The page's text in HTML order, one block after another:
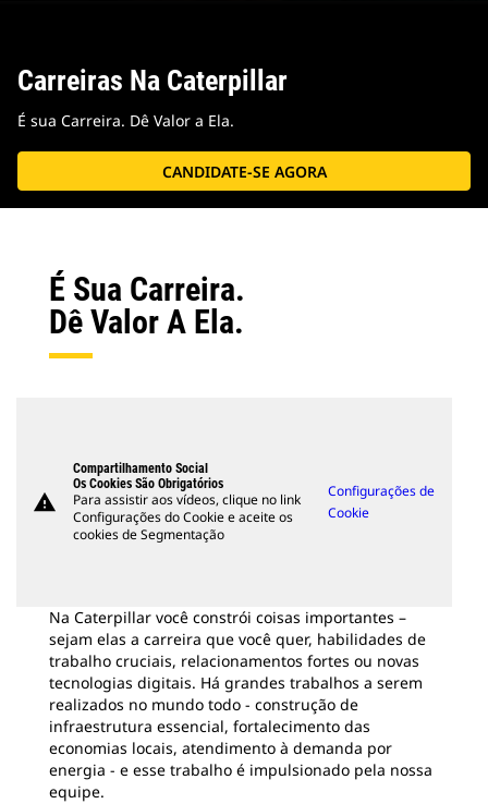
Carreiras Na Caterpillar
É sua Carreira. Dê Valor a Ela.
CANDIDATE-SE AGORA
É Sua Carreira.
Dê Valor A Ela.
warning
Compartilhamento Social
Os Cookies São Obrigatórios
Para assistir aos vídeos, clique no link
Configurações do Cookie e aceite os
cookies de Segmentação
Configurações de
Cookie
Na Caterpillar você constrói coisas importantes –
sejam elas a carreira que você quer, habilidades de
trabalho cruciais, relacionamentos fortes ou novas
tecnologias digitais. Há grandes trabalhos a serem
realizados no mundo todo - construção de
infraestrutura essencial, fortalecimento das
economias locais, atendimento à demanda por
energia - e esse trabalho é impulsionado pela nossa
equipe.